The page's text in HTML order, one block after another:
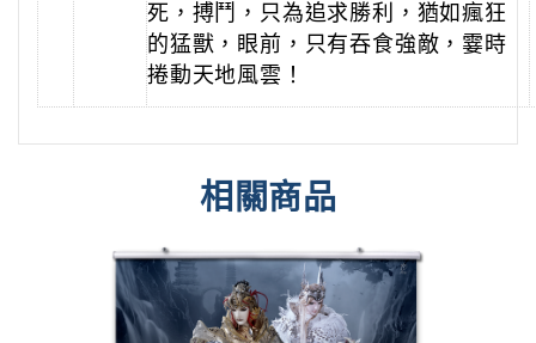
死，搏鬥，只為追求勝利，猶如瘋狂
的猛獸，眼前，只有吞食強敵，霎時
捲動天地風雲！
相關商品